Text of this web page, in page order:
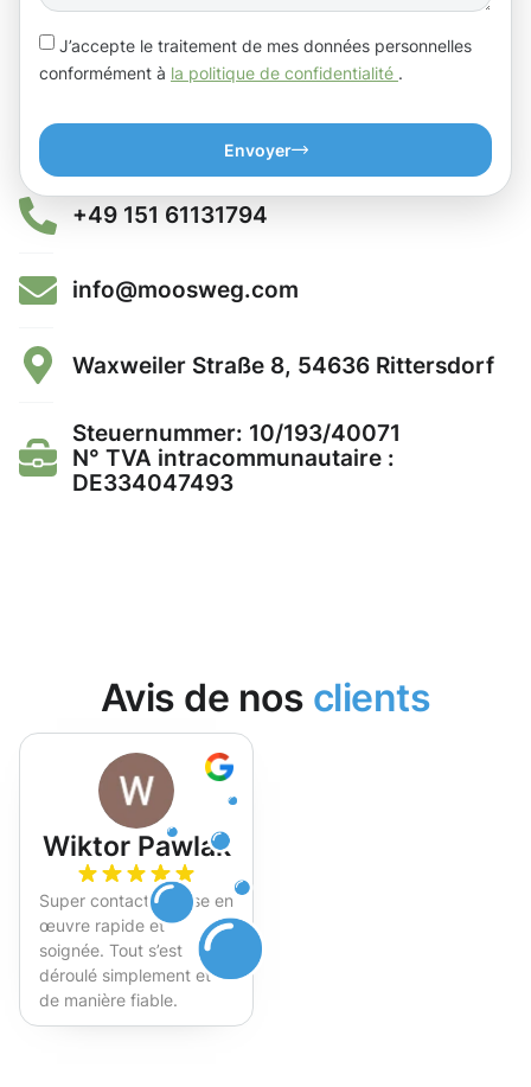
J’accepte le traitement de mes données personnelles
conformément à la politique de confidentialité .
Envoyer
+49 151 61131794
info@moosweg.com
Waxweiler Straße 8, 54636 Rittersdorf
Steuernummer: 10/193/40071
N° TVA intracommunautaire :
DE334047493
Avis de nos clients
Wiktor Pawlak
Super contact et mise en
œuvre rapide et
soignée. Tout s’est
déroulé simplement et
de manière fiable.
Fortement recommandé !